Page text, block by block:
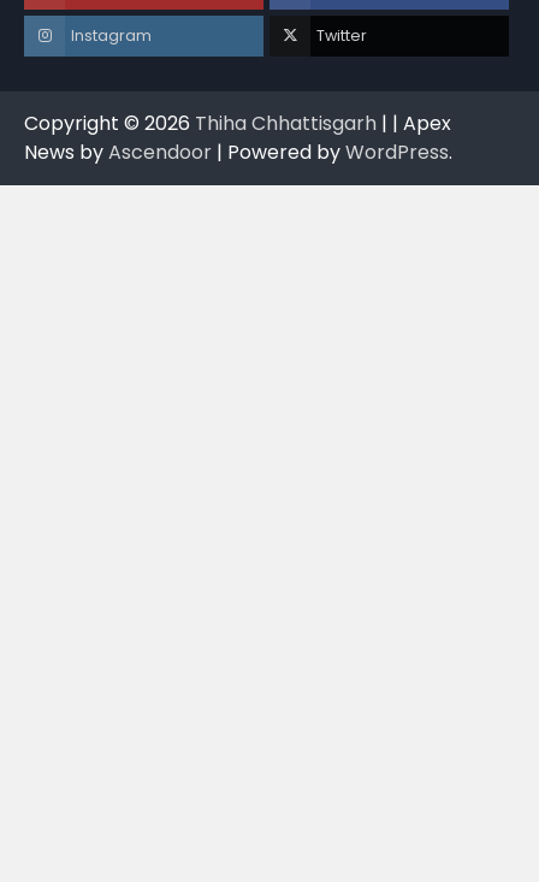
Instagram Twitter
Copyright © 2026 Thiha Chhattisgarh | | Apex
News byAscendoor | Powered byWordPress.